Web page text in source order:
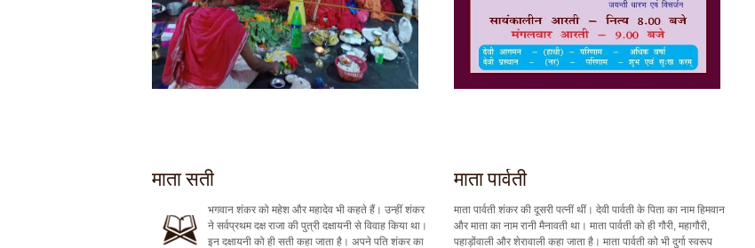
माता सती
भगवान शंकर को महेश और महादेव भी कहते हैं। उन्हीं शंकर
ने सर्वप्रथम दक्ष राजा की पुत्री दक्षायनी से विवाह किया था।
इन दक्षायनी को ही सती कहा जाता है। अपने पति शंकर का
माता पार्वती
माता पार्वती शंकर की दूसरी पत्नीं थीं। देवी पार्वती के पिता का नाम हिमवान
और माता का नाम रानी मैनावती था। माता पार्वती को ही गौरी, महागौरी,
पहाड़ोंवाली और शेरावाली कहा जाता है। माता पार्वती को भी दुर्गा स्वरूप